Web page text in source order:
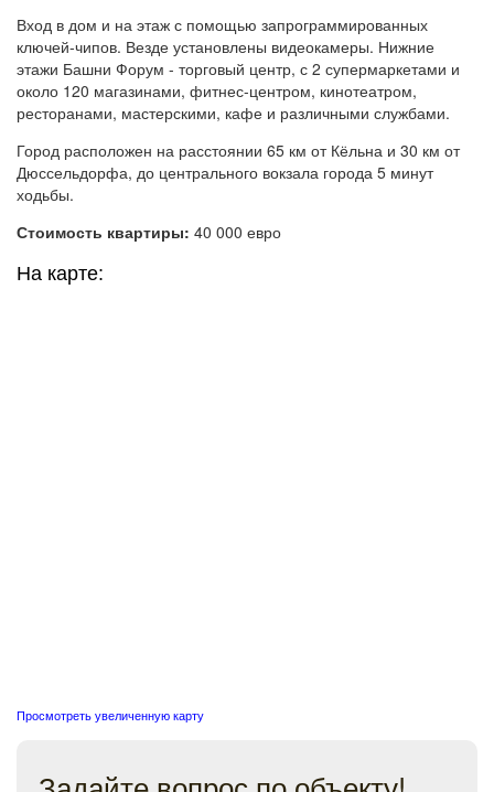
Вход в дом и на этаж с помощью запрограммированных
ключей-чипов. Везде установлены видеокамеры. Нижние
этажи Башни Форум - торговый центр, с 2 супермаркетами и
около 120 магазинами, фитнес-центром, кинотеатром,
ресторанами, мастерскими, кафе и различными службами.
Город расположен на расстоянии 65 км от Кёльна и 30 км от
Дюссельдорфа, до центрального вокзала города 5 минут
ходьбы.
Стоимость квартиры: 40 000 евро
На карте:
Просмотреть увеличенную карту